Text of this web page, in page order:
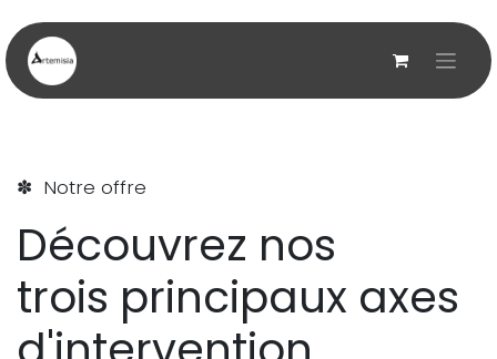
✽ Notre offre
Découvrez nos
trois principaux axes